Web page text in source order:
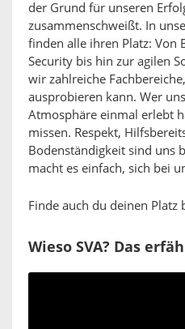
der Grund für unseren
zusammenschweißt. In
finden alle ihren Platz: Von
Security bis hin zur agilen
wir zahlreiche
ausprobieren kann. Wer
Atmosphäre einmal erlebt
missen. Respekt,
Bodenständigkeit sind uns
macht es einfach, sich bei
Finde auch du deinen Platz
Wieso SVA? Das